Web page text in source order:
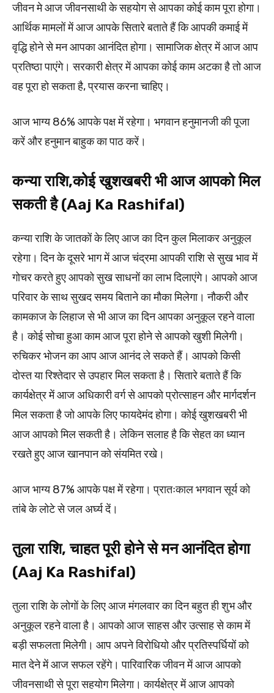
जीवन मे आज जीवनसाथी के सहयोग से आपका कोई काम पूरा होगा।
आर्थिक मामलों में आज आपके सितारे बताते हैं कि आपकी कमाई में
वृद्धि होने से मन आपका आनंदित होगा। सामाजिक क्षेत्र में आज आप
प्रतिष्ठा पाएंगे। सरकारी क्षेत्र में आपका कोई काम अटका है तो आज
वह पूरा हो सकता है, प्रयास करना चाहिए।
आज भाग्य 86% आपके पक्ष में रहेगा। भगवान हनुमानजी की पूजा
करें और हनुमान बाहुक का पाठ करें।
कन्या राशि,कोई खुशखबरी भी आज आपको मिल
सकती है (Aaj Ka Rashifal)
कन्या राशि के जातकों के लिए आज का दिन कुल मिलाकर अनुकूल
रहेगा। दिन के दूसरे भाग में आज चंद्रमा आपकी राशि से सुख भाव में
गोचर करते हुए आपको सुख साधनों का लाभ दिलाएंगे। आपको आज
परिवार के साथ सुखद समय बिताने का मौका मिलेगा। नौकरी और
कामकाज के लिहाज से भी आज का दिन आपका अनुकूल रहने वाला
है। कोई सोचा हुआ काम आज पूरा होने से आपको खुशी मिलेगी।
रुचिकर भोजन का आप आज आनंद ले सकते हैं। आपको किसी
दोस्त या रिश्तेदार से उपहार मिल सकता है। सितारे बताते हैं कि
कार्यक्षेत्र में आज अधिकारी वर्ग से आपको प्रोत्साहन और मार्गदर्शन
मिल सकता है जो आपके लिए फायदेमंद होगा। कोई खुशखबरी भी
आज आपको मिल सकती है। लेकिन सलाह है कि सेहत का ध्यान
रखते हुए आज खानपान को संयमित रखे।
आज भाग्य 87% आपके पक्ष में रहेगा। प्रातःकाल भगवान सूर्य को
तांबे के लोटे से जल अर्घ्य दें।
तुला राशि, चाहत पूरी होने से मन आनंदित होगा
(Aaj Ka Rashifal)
तुला राशि के लोगों के लिए आज मंगलवार का दिन बहुत ही शुभ और
अनुकूल रहने वाला है। आपको आज साहस और उत्साह से काम में
बड़ी सफलता मिलेगी। आप अपने विरोधियो और प्रतिस्पर्धियों को
मात देने में आज सफल रहेंगे। पारिवारिक जीवन में आज आपको
जीवनसाथी से पूरा सहयोग मिलेगा। कार्यक्षेत्र में आज आपको